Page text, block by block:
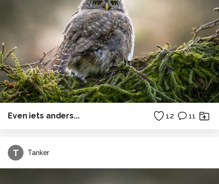
Even iets anders... 12 11
T Tanker